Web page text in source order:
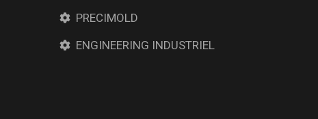
PRECIMOLD
ENGINEERING INDUSTRIEL